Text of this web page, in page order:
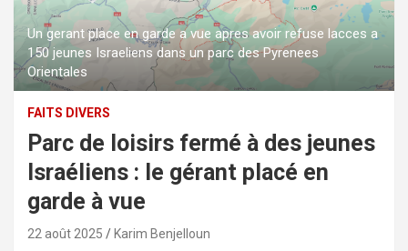
Un gerant place en garde a vue apres avoir refuse lacces a
150 jeunes Israeliens dans un parc des Pyrenees
Orientales
FAITS DIVERS
Parc de loisirs fermé à des jeunes
Israéliens : le gérant placé en
garde à vue
22 août 2025 Karim Benjelloun